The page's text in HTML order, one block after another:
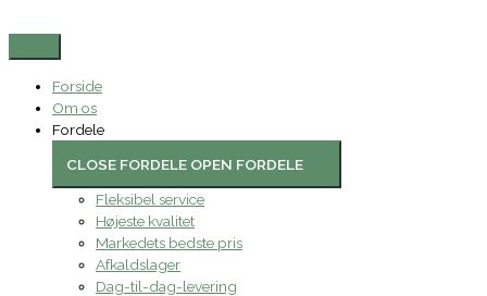
til
Forside
Om os
Fordele
CLOSE FORDELE OPEN FORDELE
Fleksibel service
Højeste kvalitet
Markedets bedste pris
Afkaldslager
Dag-til-dag-levering
...
Rotpunkt,
Forpakning:
kan
vælges
på